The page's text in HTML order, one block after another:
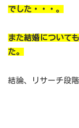
でした・・・。
また結婚について
た。
結論、リサーチ段